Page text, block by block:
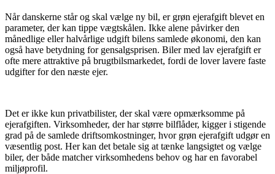
Når danskerne står og skal vælge ny bil, er grøn ejerafgift blevet en
parameter, der kan tippe vægtskålen. Ikke alene påvirker den
månedlige eller halvårlige udgift bilens samlede økonomi, den kan
også have betydning for gensalgsprisen. Biler med lav ejerafgift er
ofte mere attraktive på brugtbilsmarkedet, fordi de lover lavere faste
udgifter for den næste ejer.
Det er ikke kun privatbilister, der skal være opmærksomme på
ejerafgiften. Virksomheder, der har større bilflåder, kigger i stigende
grad på de samlede driftsomkostninger, hvor grøn ejerafgift udgør en
væsentlig post. Her kan det betale sig at tænke langsigtet og vælge
biler, der både matcher virksomhedens behov og har en favorabel
miljøprofil.